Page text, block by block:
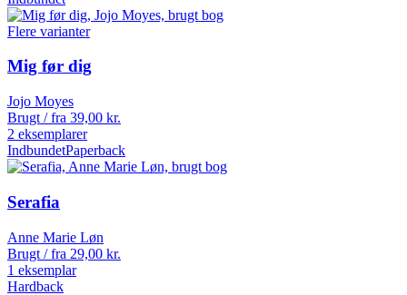
Flere varianter
Mig før dig
Jojo Moyes
Brugt / fra 39,00 kr.
2 eksemplarer
IndbundetPaperback
Serafia
Anne Marie Løn
Brugt / fra 29,00 kr.
1 eksemplar
Hardback